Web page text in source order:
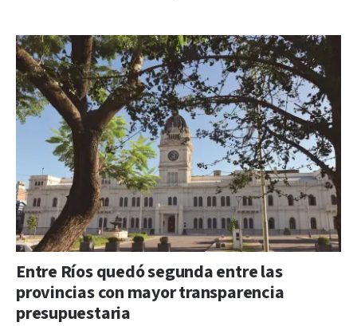
Entre Ríos quedó segunda entre las
provincias con mayor transparencia
presupuestaria